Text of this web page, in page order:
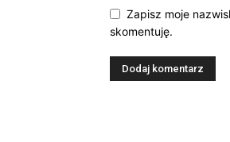
Zapisz moje
skomentuję.